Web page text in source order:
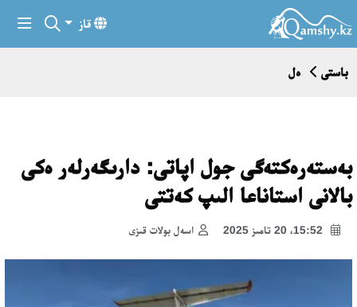
قاز
باستى ەل
بەستەرەكتەگى جول اپاتى: دارىگەرلەر ەكى
بالانى استاناعا الىپ كەتتى
اسەل بولات قىزى